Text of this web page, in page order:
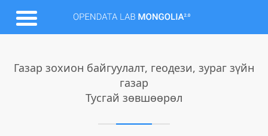
Газар зохион байгуулалт, геодези, зураг зүйн
газар
Тусгай зөвшөөрөл